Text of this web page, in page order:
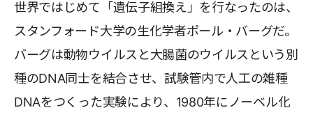
世界ではじめて「遺伝子組換え」を行なったのは、
スタンフォード大学の生化学者ポール・バーグだ。
バーグは動物ウイルスと大腸菌のウイルスという別
種のDNA同士を結合させ、試験管内で人工の雑種
DNAをつくった実験により、1980年にノーベル化